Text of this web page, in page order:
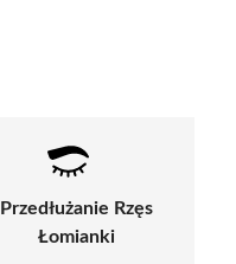
Przedłużanie Rzęs
Łomianki